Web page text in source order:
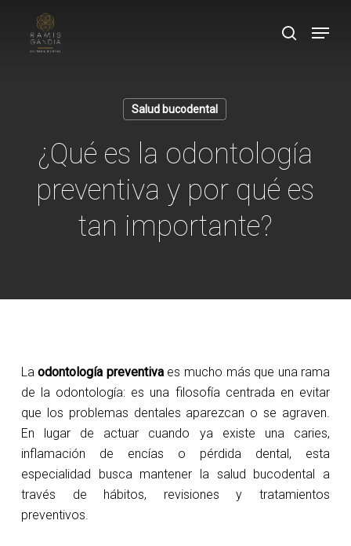
search
Menu
Salud bucodental
¿Qué es la odontología
preventiva y por qué es
tan importante?
Laodontología preventivaes mucho más que una rama
de la odontología: es una filosofía centrada en evitar
que los problemas dentales aparezcan o se agraven.
En lugar de actuar cuando ya existe una caries,
inflamación de encías o pérdida dental, esta
especialidad busca mantener la salud bucodental a
través de hábitos, revisiones y tratamientos
preventivos.